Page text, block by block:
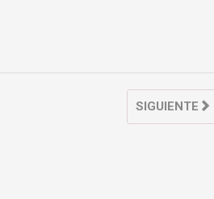
SIGUIENTE